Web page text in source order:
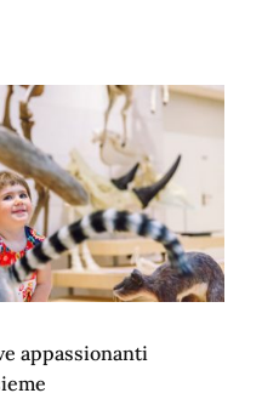
appassionanti